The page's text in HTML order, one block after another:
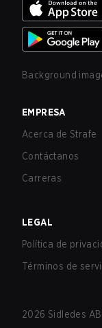
Background
EMPRESA
Acerca de Strafe
Contáctanos
Carreras
LEGAL
Política de
Términos de
2026 Sidledes